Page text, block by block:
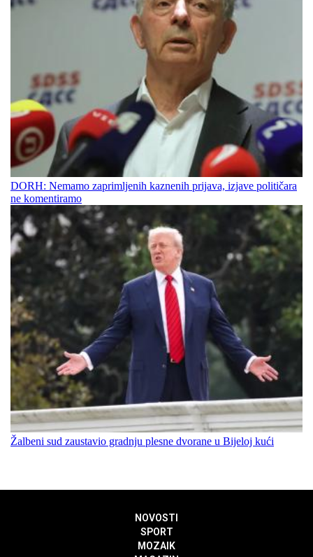
DORH: Nemamo zaprimljenih kaznenih prijava, izjave političara
ne komentiramo
Žalbeni sud zaustavio gradnju plesne dvorane u Bijeloj kući
NOVOSTI
SPORT
MOZAIK